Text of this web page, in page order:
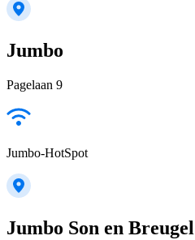
Jumbo
Pagelaan 9
Jumbo-HotSpot
Jumbo Son en Breugel